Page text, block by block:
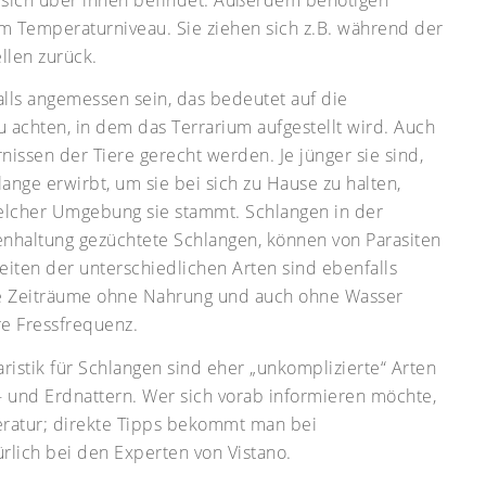
Temperaturniveau. Sie ziehen sich z.B. während der
zurück.
angemessen sein, das bedeutet auf die
achten, in dem das Terrarium aufgestellt wird. Auch
der Tiere gerecht werden. Je jünger sie sind,
erwirbt, um sie bei sich zu Hause zu halten,
Umgebung sie stammt. Schlangen in der
gezüchtete Schlangen, können von Parasiten
der unterschiedlichen Arten sind ebenfalls
ohne Nahrung und auch ohne Wasser
Fressfrequenz.
für Schlangen sind eher „unkomplizierte“ Arten
und Erdnattern. Wer sich vorab informieren möchte,
direkte Tipps bekommt man bei
bei den Experten von Vistano.